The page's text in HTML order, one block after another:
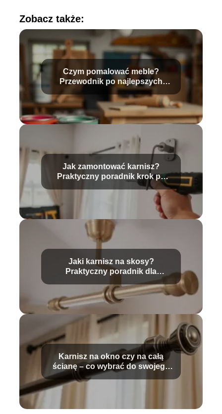
Zobacz także:
Czym pomalować meble?
Przewodnik po najlepszych
farbach
Jak zamontować karnisz?
Praktyczny poradnik krok po
Jaki karnisz na skosy?
Praktyczny poradnik dla
Karnisz na okno czy na całą
ścianę – co wybrać do swojego
wnętrza?